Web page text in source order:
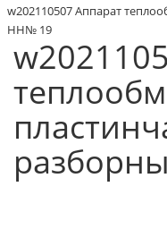
w202110507 Аппарат
HH№ 19